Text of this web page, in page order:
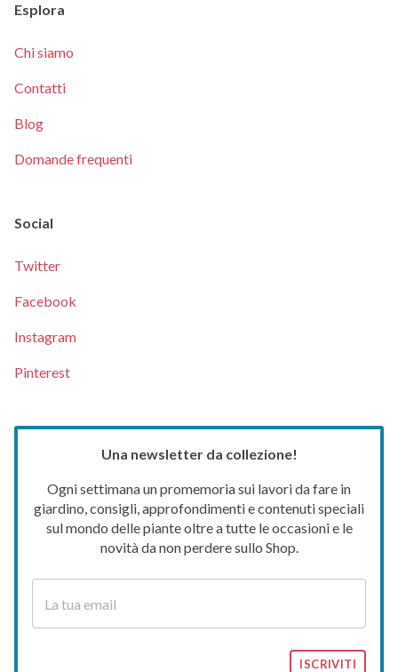
Esplora
Chi siamo
Contatti
Blog
Domande frequenti
Social
Twitter
Facebook
Instagram
Pinterest
Una newsletter da collezione!
Ogni settimana un promemoria sui lavori da fare in
giardino, consigli, approfondimenti e contenuti speciali
sul mondo delle piante oltre a tutte le occasioni e le
novità da non perdere sullo Shop.
ISCRIVITI